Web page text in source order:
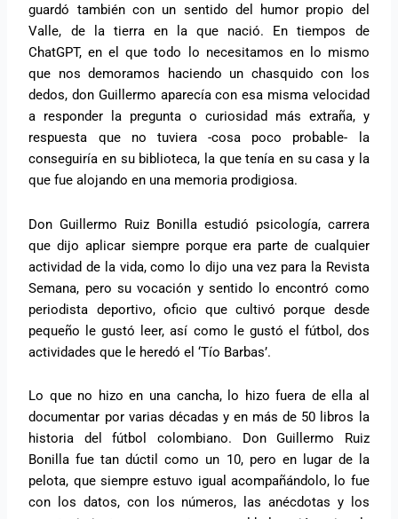
guardó también con un sentido del humor propio del
Valle, de la tierra en la que nació. En tiempos de
ChatGPT, en el que todo lo necesitamos en lo mismo
que nos demoramos haciendo un chasquido con los
dedos, don Guillermo aparecía con esa misma velocidad
a responder la pregunta o curiosidad más extraña, y
respuesta que no tuviera -cosa poco probable- la
conseguiría en su biblioteca, la que tenía en su casa y la
que fue alojando en una memoria prodigiosa.
Don Guillermo Ruiz Bonilla estudió psicología, carrera
que dijo aplicar siempre porque era parte de cualquier
actividad de la vida, como lo dijo una vez para la Revista
Semana, pero su vocación y sentido lo encontró como
periodista deportivo, oficio que cultivó porque desde
pequeño le gustó leer, así como le gustó el fútbol, dos
actividades que le heredó el ‘Tío Barbas’.
Lo que no hizo en una cancha, lo hizo fuera de ella al
documentar por varias décadas y en más de 50 libros la
historia del fútbol colombiano. Don Guillermo Ruiz
Bonilla fue tan dúctil como un 10, pero en lugar de la
pelota, que siempre estuvo igual acompañándolo, lo fue
con los datos, con los números, las anécdotas y los